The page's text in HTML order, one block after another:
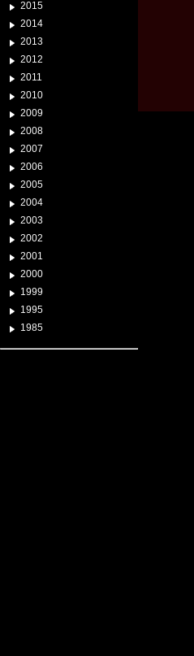
2015
2014
2013
2012
2011
2010
2009
2008
2007
2006
2005
2004
2003
2002
2001
2000
1999
1995
1985